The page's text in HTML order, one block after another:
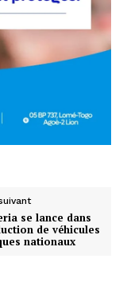
se lance dans
de véhicules
nationaux